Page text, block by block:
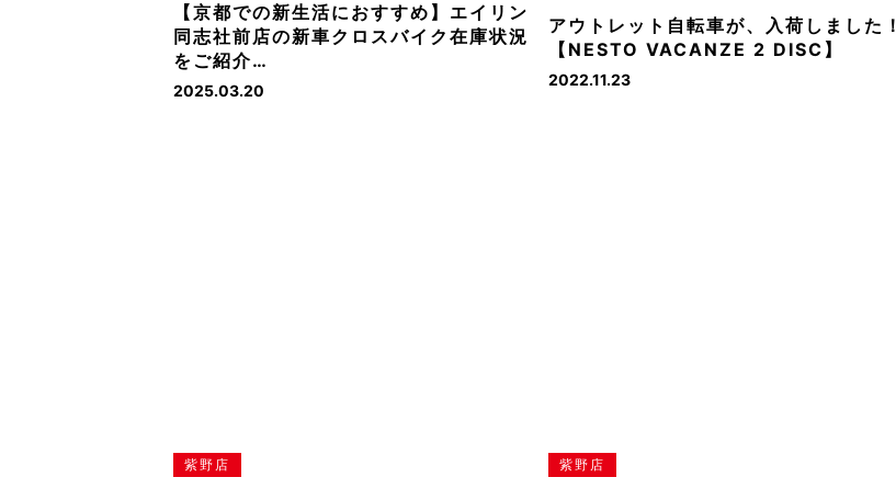
【京都での新生活におすすめ】エイリン
同志社前店の新車クロスバイク在庫状況
をご紹介…
2025.03.20
アウトレット自転車が、入荷しました！
【NESTO VACANZE 2 DISC】
2022.11.23
紫野店 紫野店